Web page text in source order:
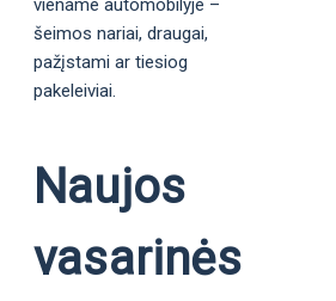
viename automobilyje –
šeimos nariai, draugai,
pažįstami ar tiesiog
pakeleiviai.
Naujos
vasarinės